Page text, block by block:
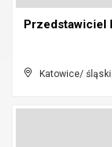
Przedstawiciel
Katowice/